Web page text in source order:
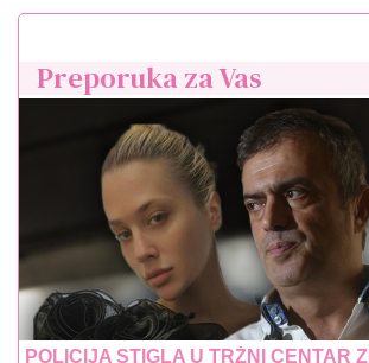
Preporuka za Vas
POLICIJA STIGLA U TRŽNI CENTAR